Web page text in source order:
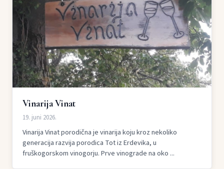
Vinarija Vinat
19. juni 2026.
Vinarija Vinat porodična je vinarija koju kroz nekoliko
generacija razvija porodica Tot iz Erdevika, u
fruškogorskom vinogorju. Prve vinograde na oko ...